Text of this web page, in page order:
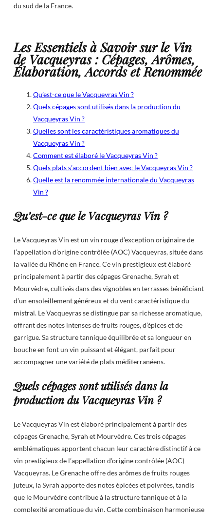
du sud de la France.
Les Essentiels à Savoir sur le Vin
de Vacqueyras : Cépages, Arômes,
Élaboration, Accords et Renommée
Qu’est-ce que le Vacqueyras Vin ?
Quels cépages sont utilisés dans la production du
Vacqueyras Vin ?
Quelles sont les caractéristiques aromatiques du
Vacqueyras Vin ?
Comment est élaboré le Vacqueyras Vin ?
Quels plats s’accordent bien avec le Vacqueyras Vin ?
Quelle est la renommée internationale du Vacqueyras
Vin ?
Qu’est-ce que le Vacqueyras Vin ?
Le Vacqueyras Vin est un vin rouge d’exception originaire de
l’appellation d’origine contrôlée (AOC) Vacqueyras, située dans
la vallée du Rhône en France. Ce vin prestigieux est élaboré
principalement à partir des cépages Grenache, Syrah et
Mourvèdre, cultivés dans des vignobles en terrasses bénéficiant
d’un ensoleillement généreux et du vent caractéristique du
mistral. Le Vacqueyras se distingue par sa richesse aromatique,
offrant des notes intenses de fruits rouges, d’épices et de
garrigue. Sa structure tannique équilibrée et sa longueur en
bouche en font un vin puissant et élégant, parfait pour
accompagner une variété de plats méditerranéens.
Quels cépages sont utilisés dans la
production du Vacqueyras Vin ?
Le Vacqueyras Vin est élaboré principalement à partir des
cépages Grenache, Syrah et Mourvèdre. Ces trois cépages
emblématiques apportent chacun leur caractère distinctif à ce
vin prestigieux de l’appellation d’origine contrôlée (AOC)
Vacqueyras. Le Grenache offre des arômes de fruits rouges
juteux, la Syrah apporte des notes épicées et poivrées, tandis
que le Mourvèdre contribue à la structure tannique et à la
complexité aromatique du vin. Cette combinaison harmonieuse